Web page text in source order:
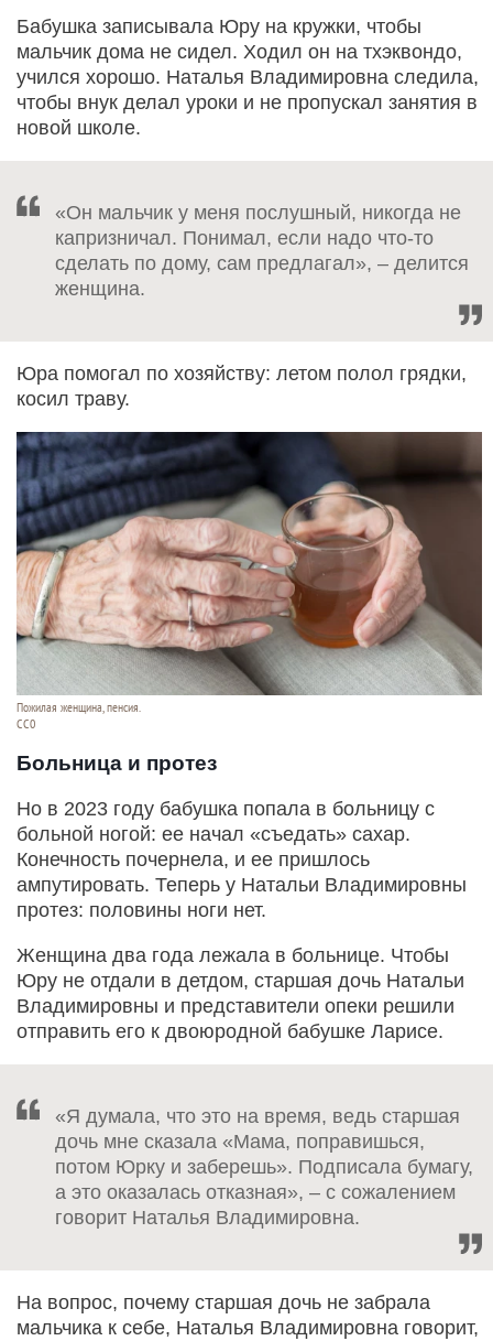
Бабушка записывала Юру на кружки, чтобы
мальчик дома не сидел. Ходил он на тхэквондо,
учился хорошо. Наталья Владимировна следила,
чтобы внук делал уроки и не пропускал занятия в
новой школе.
«Он мальчик у меня послушный, никогда не
капризничал. Понимал, если надо что-то
сделать по дому, сам предлагал», – делится
женщина.
Юра помогал по хозяйству: летом полол грядки,
косил траву.
Пожилая женщина, пенсия.
СС0
Больница и протез
Но в 2023 году бабушка попала в больницу с
больной ногой: ее начал «съедать» сахар.
Конечность почернела, и ее пришлось
ампутировать. Теперь у Натальи Владимировны
протез: половины ноги нет.
Женщина два года лежала в больнице. Чтобы
Юру не отдали в детдом, старшая дочь Натальи
Владимировны и представители опеки решили
отправить его к двоюродной бабушке Ларисе.
«Я думала, что это на время, ведь старшая
дочь мне сказала «Мама, поправишься,
потом Юрку и заберешь». Подписала бумагу,
а это оказалась отказная», – с сожалением
говорит Наталья Владимировна.
На вопрос, почему старшая дочь не забрала
мальчика к себе, Наталья Владимировна говорит,